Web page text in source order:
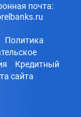
почта:
Политика
Кредитный
сайта